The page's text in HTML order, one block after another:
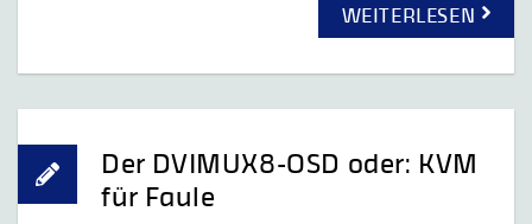
WEITERLESEN
Der DVIMUX8-OSD oder: KVM
für Faule